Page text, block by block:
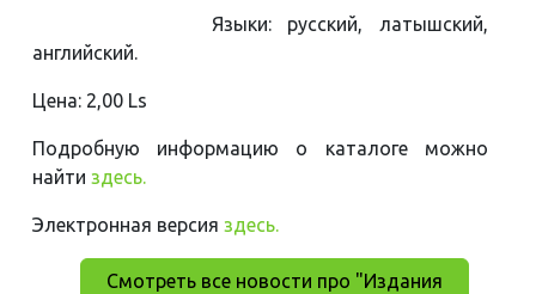
Языки: русский, латышский,
английский.
Цена: 2,00 Ls
Подробную информацию о каталоге можно
найтиздесь.
Электронная версияздесь.
Смотреть все новости про "Издания